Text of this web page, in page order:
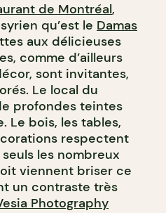
de Montréal,
qu’est le Damas
aux délicieuses
comme d’ailleurs
sont invitantes,
Le local du
profondes teintes
Le bois, les tables,
respectent
les nombreux
viennent briser ce
un contraste très
Photography